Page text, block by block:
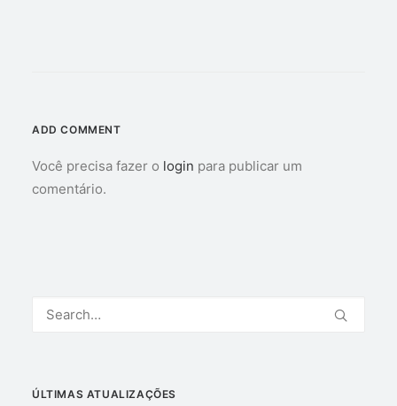
ADD COMMENT
Você precisa fazer o login para publicar um
comentário.
ÚLTIMAS ATUALIZAÇÕES